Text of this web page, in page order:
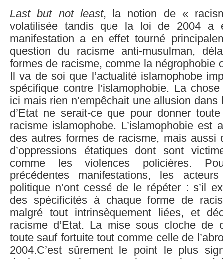
Last but not least, la notion de «
volatilisée tandis que la loi de 2004 a
manifestation a en effet tourné
question du racisme anti-musulman,
formes de racisme, comme la négrophobie
Il va de soi que l’actualité islamophobe
spécifique contre l’islamophobie. La
ici mais rien n’empêchait une allusion dans
d’Etat ne serait-ce que pour donner
racisme islamophobe. L’islamophobie est
des autres formes de racisme, mais aussi
d’oppressions étatiques dont sont
comme les violences policières.
précédentes manifestations, les
politique n’ont cessé de le répéter : s’il
des spécificités à chaque forme de
malgré tout intrinsèquement liées, et
racisme d’Etat. La mise sous cloche de
toute sauf fortuite tout comme celle de
2004.C’est sûrement le point le plus